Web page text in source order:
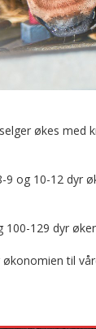
økes med
9 og 10-12 dyr
100-129 dyr
til